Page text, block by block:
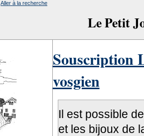
Le Petit
Aller à la recherche
Souscription
vosgien
Il est possible
et les bijoux de